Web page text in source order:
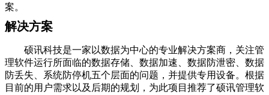
案。
解决方案
硕讯科技是一家以数据为中心的专业解决方案商，关注管
理软件运行所面临的数据存储、数据加速、数据防泄密、数据
防丢失、系统防停机五个层面的问题，并提供专用设备。根据
目前的用户需求以及后期的规划，为此项目推荐了硕讯管理软